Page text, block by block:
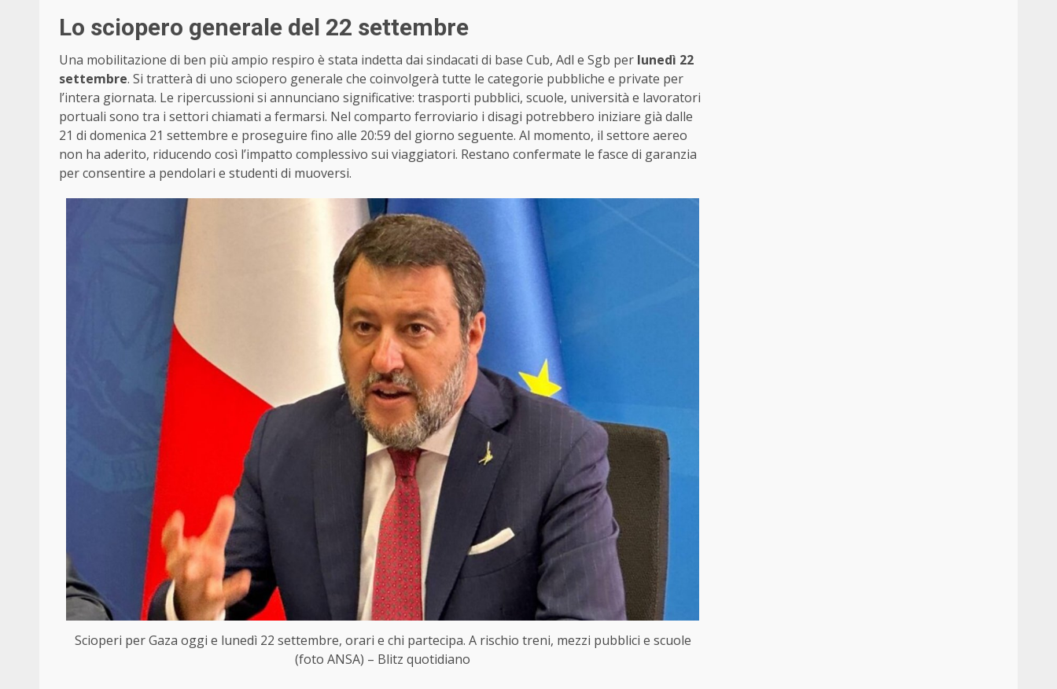
Lo sciopero generale del 22 settembre
Una mobilitazione di ben più ampio respiro è stata indetta dai sindacati di base Cub, Adl e Sgb per lunedì 22
settembre. Si tratterà di uno sciopero generale che coinvolgerà tutte le categorie pubbliche e private per
l’intera giornata. Le ripercussioni si annunciano significative: trasporti pubblici, scuole, università e lavoratori
portuali sono tra i settori chiamati a fermarsi. Nel comparto ferroviario i disagi potrebbero iniziare già dalle
21 di domenica 21 settembre e proseguire fino alle 20:59 del giorno seguente. Al momento, il settore aereo
non ha aderito, riducendo così l’impatto complessivo sui viaggiatori. Restano confermate le fasce di garanzia
per consentire a pendolari e studenti di muoversi.
Scioperi per Gaza oggi e lunedì 22 settembre, orari e chi partecipa. A rischio treni, mezzi pubblici e scuole
(foto ANSA) – Blitz quotidiano